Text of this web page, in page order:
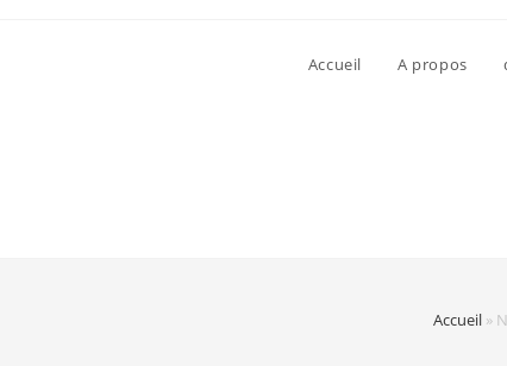
Accueil A propos
Accueil »